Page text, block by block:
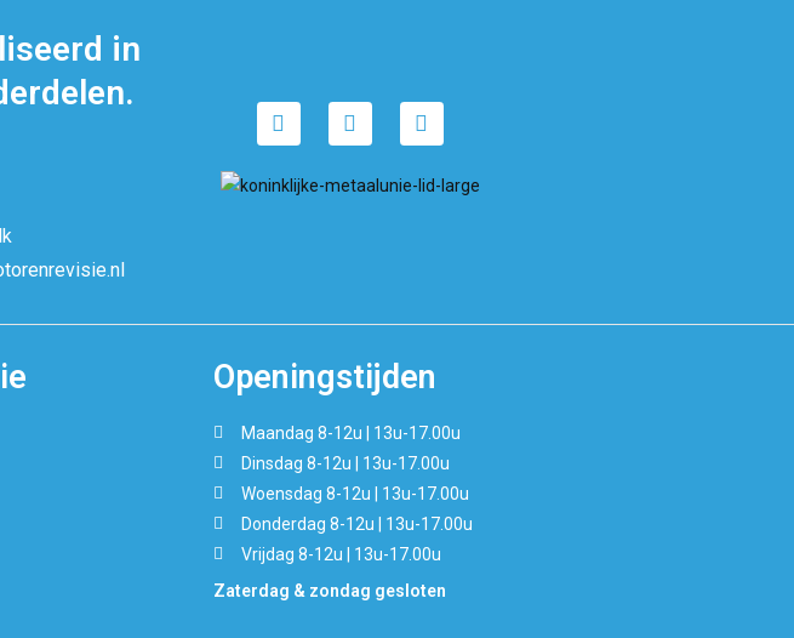
in
Openingstijden
Maandag 8-12u | 13u-17.00u
Dinsdag 8-12u | 13u-17.00u
Woensdag 8-12u | 13u-17.00u
Donderdag 8-12u | 13u-17.00u
Vrijdag 8-12u | 13u-17.00u
Zaterdag & zondag gesloten